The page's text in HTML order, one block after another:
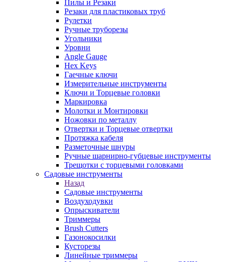
Пилы и Резаки
Резаки для пластиковых труб
Рулетки
Ручные труборезы
Угольники
Уровни
Angle Gauge
Hex Keys
Гаечные ключи
Измерительные инструменты
Ключи и Торцевые головки
Маркировка
Молотки и Монтировки
Ножовки по металлу
Отвертки и Торцевые отвертки
Протяжка кабеля
Разметочные шнуры
Ручные шарнирно-губцевые инструменты
Трещотки с торцевыми головками
Садовые инструменты
Назад
Садовые инструменты
Воздуходувки
Опрыскиватели
Триммеры
Brush Cutters
Газонокосилки
Кусторезы
Линейные триммеры